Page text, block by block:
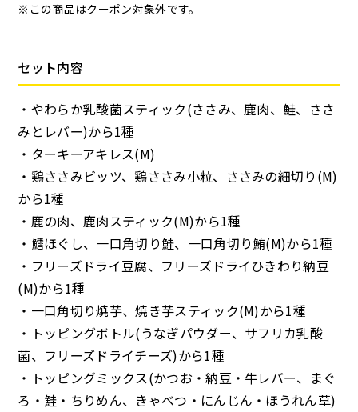
※この商品はクーポン対象外です。
セット内容
・やわらか乳酸菌スティック(ささみ、鹿肉、鮭、ささ
みとレバー)から1種
・ターキーアキレス(M)
・鶏ささみビッツ、鶏ささみ小粒、ささみの細切り(M)
から1種
・鹿の肉、鹿肉スティック(M)から1種
・鱈ほぐし、一口角切り鮭、一口角切り鮪(M)から1種
・フリーズドライ豆腐、フリーズドライひきわり納豆
(M)から1種
・一口角切り焼芋、焼き芋スティック(M)から1種
・トッピングボトル(うなぎパウダー、サフリカ乳酸
菌、フリーズドライチーズ)から1種
・トッピングミックス(かつお・納豆・牛レバー、まぐ
ろ・鮭・ちりめん、きゃべつ・にんじん・ほうれん草)